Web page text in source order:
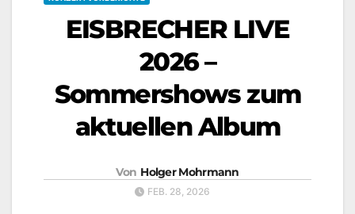
EISBRECHER LIVE
2026 –
Sommershows zum
aktuellen Album
Von Holger Mohrmann
FEB. 28, 2026